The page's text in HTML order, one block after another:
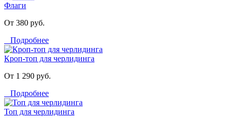
Флаги
От 380 руб.
Подробнее
Кроп-топ для черлидинга
От 1 290 руб.
Подробнее
Топ для черлидинга